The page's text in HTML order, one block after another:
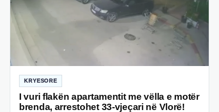
KRYESORE
I vuri flakën apartamentit me vëlla e motër
brenda, arrestohet 33-vjeçari në Vlorë!